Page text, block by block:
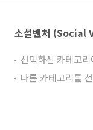
소셜벤처 (Social
선택하신 카테고
다른 카테고리를